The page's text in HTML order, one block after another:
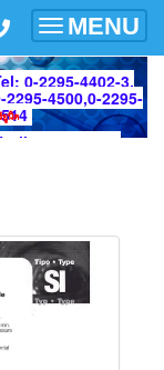
Toggle
MENU
0-2295-4402-3,
2295-4500,0-2295-
089-925-
ยูนิต